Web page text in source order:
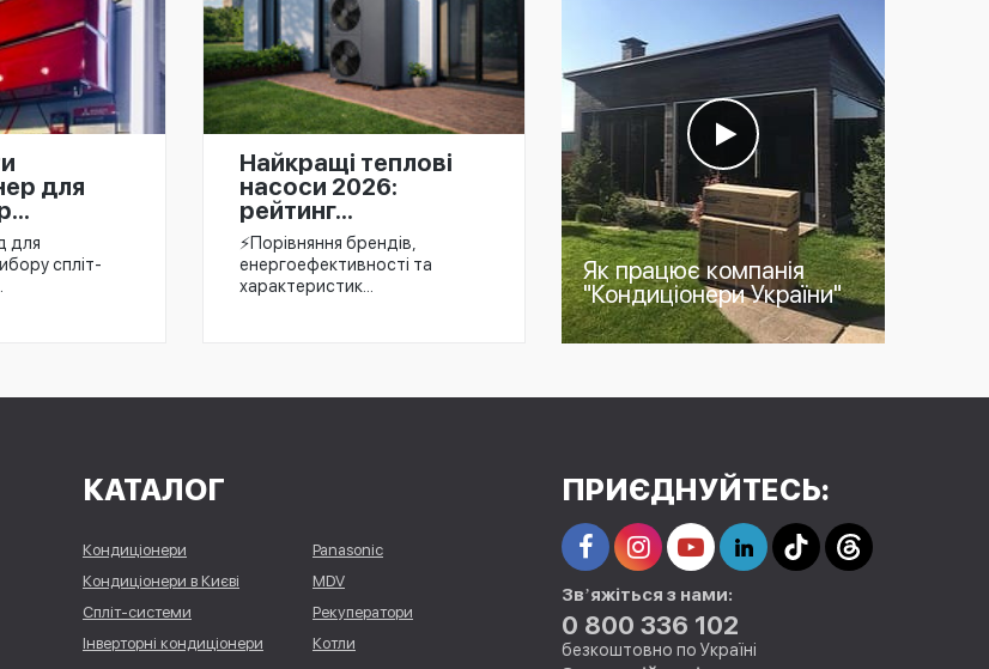
для
для
спліт-
Найкращі теплові
насоси 2026:
рейтинг...
⚡️Порівняння брендів,
енергоефективності та
характеристик...
Як працює компанія
"Кондиціонери України"
КАТАЛОГ
Кондиціонери
Кондиціонери в Києві
Спліт-системи
Інверторні кондиціонери
Panasonic
MDV
Рекуператори
Котли
ПРИЄДНУЙТЕСЬ:
Звʼяжіться з нами:
0 800 336 102
безкоштовно по Україні